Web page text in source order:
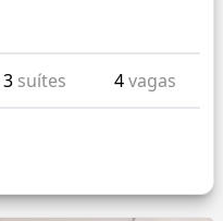
3 suítes 4vagas